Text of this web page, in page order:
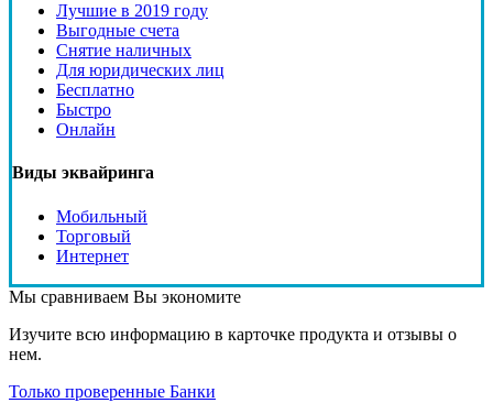
Лучшие в 2019 году
Выгодные счета
Снятие наличных
Для юридических лиц
Бесплатно
Быстро
Онлайн
Виды эквайринга
Мобильный
Торговый
Интернет
Мы сравниваем Вы экономите
Изучите всю информацию в карточке продукта и отзывы о
нем.
Только проверенные Банки